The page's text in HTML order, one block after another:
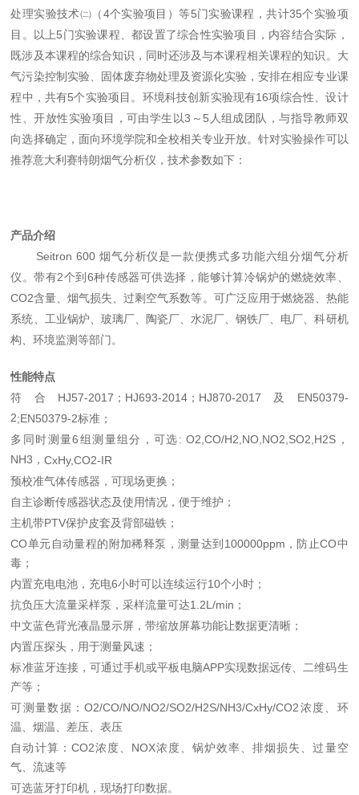
处理实验技术㈡（4个实验项目）等5门实验课程，共计35个实验项
目。以上5门实验课程、都设置了综合性实验项目，内容结合实际，
既涉及本课程的综合知识，同时还涉及与本课程相关课程的知识。大
气污染控制实验、固体废弃物处理及资源化实验，安排在相应专业课
程中，共有5个实验项目。环境科技创新实验现有16项综合性、设计
性、开放性实验项目，可由学生以3～5人组成团队，与指导教师双
向选择确定，面向环境学院和全校相关专业开放。针对实验操作可以
推荐意大利赛特朗烟气分析仪，技术参数如下：
产品介绍
Seitron 600 烟气分析仪是一款便携式多功能六组分烟气分析
仪。带有2个到6种传感器可供选择，能够计算冷锅炉的燃烧效率、
CO2含量、烟气损失、过剩空气系数等。可广泛应用于燃烧器、热能
系统、工业锅炉、玻璃厂、陶瓷厂、水泥厂、钢铁厂、电厂、科研机
构、环境监测等部门。
性能特点
符合 HJ57-2017 ； HJ693-2014 ； HJ870-2017 及 EN50379-
2;EN50379-2标准；
多同时测量6组测量组分 ，可选: O2,CO/H2,NO,NO2,SO2, H2S，
NH3，CxHy,CO2-IR
预校准气体传感器，可现场更换 ；
自主诊断传感器状态及使用情况，便于维护；
主机带PTV保护皮套及背部磁铁 ；
CO单元自动量程的附加稀释泵，测量达到 100000ppm ，防止CO中
毒；
内置充电电池，充电6小时可以连续运行10个小时 ；
抗负压大流量采样泵，采样流量可达1.2L/min ；
中文蓝色背光液晶显示屏，带缩放屏幕功能让数据更清晰 ；
内置压探头， 用于测量风速 ；
标准蓝牙连接， 可通过手机或平板电脑APP实现数据远传 、二维码生
产等；
可测量数据：O2/CO/NO/NO2/SO2/H2S/NH3/CxHy/CO2浓度、环
温、烟温、差压、表压
自动计算： CO2浓度、NOX浓度、锅炉效率、排烟损失、过量空
气、流速等
可选蓝牙打印机，现场打印数据。